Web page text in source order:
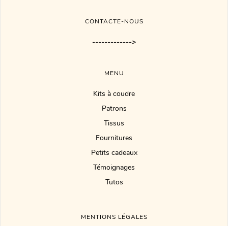
CONTACTE-NOUS
------------->
MENU
Kits à coudre
Patrons
Tissus
Fournitures
Petits cadeaux
Témoignages
Tutos
MENTIONS LÉGALES